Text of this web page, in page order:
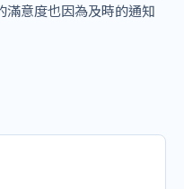
滿意度也因為及時的通知